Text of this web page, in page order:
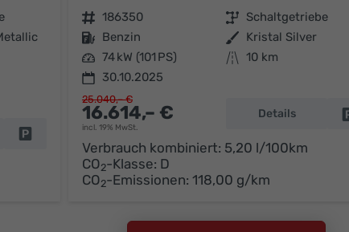
Fahrzeug parken
Fahrzeugnr. 186350 Getriebe Schaltgetriebe
Kraftstoff Benzin Außenfarbe Kristal Silver
Leistung 74 kW (101 PS) Kilometerstand 10 km
30.10.2025
16.614,– €
incl. 19% MwSt.
25.040,– €
Details
Verbrauch kombiniert: 5,20 l/100km
CO2-Klasse: D
CO2-Emissionen: 118,00 g/km